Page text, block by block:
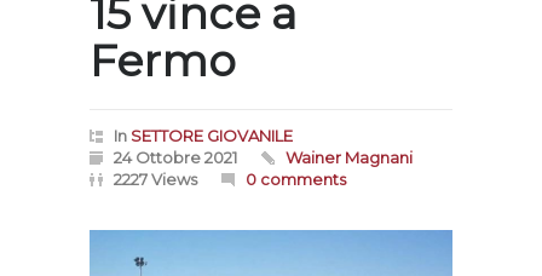
15 vince a
Fermo
In SETTORE GIOVANILE
24 Ottobre 2021
Wainer Magnani
2227 Views
0 comments